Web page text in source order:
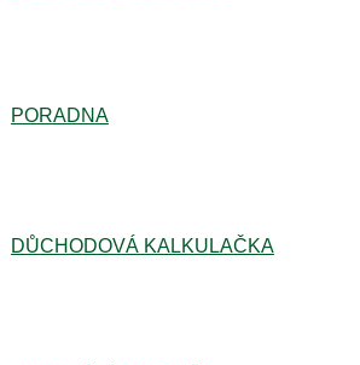
PORADNA
DŮCHODOVÁ KALKULAČKA